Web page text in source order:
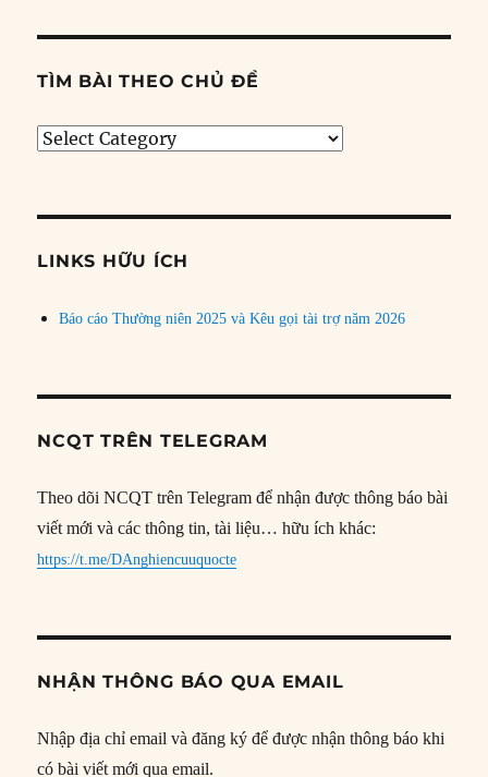
TÌM BÀI THEO CHỦ ĐỀ
Tìm
đề
LINKS HỮU ÍCH
Báo cáo Thường niên 2025 và Kêu gọi tài trợ năm 2026
NCQT TRÊN TELEGRAM
Theo dõi NCQT trên Telegram để nhận được thông báo bài
viết mới và các thông tin, tài liệu… hữu ích khác:
https://t.me/DAnghiencuuquocte
NHẬN THÔNG BÁO QUA EMAIL
Nhập địa chỉ email và đăng ký để được nhận thông báo khi
có bài viết mới qua email.